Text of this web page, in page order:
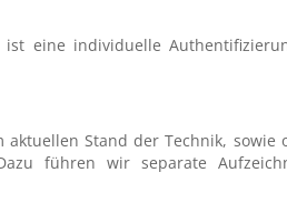
eine individuelle
Stand der Technik,
führen wir separate